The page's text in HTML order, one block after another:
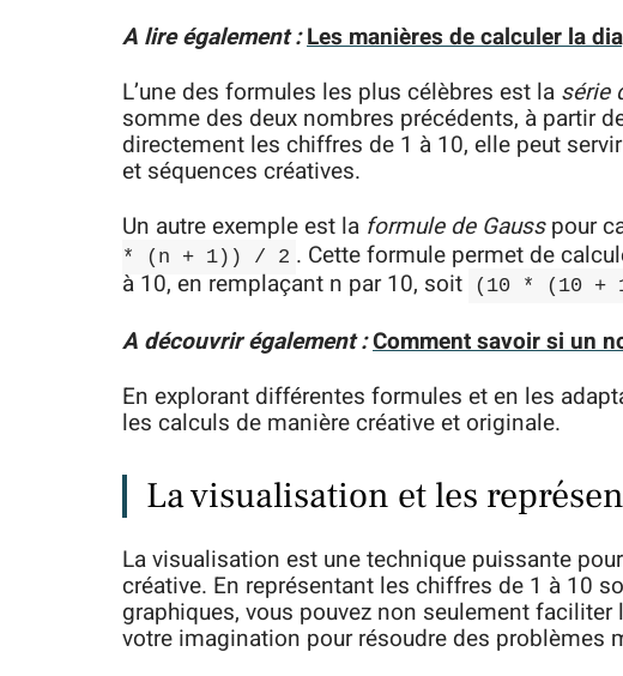
A lire également :Les manières de calculer la
L’une des formules les plus célèbres est la série
somme des deux nombres précédents, à partir
directement les chiffres de 1 à 10, elle peut
et séquences créatives.
Un autre exemple est la formule de Gausspour
* (n + 1)) / 2 . Cette formule permet de
à 10, en remplaçant n par 10, soit
(10 * (10 +
A découvrir également :Comment savoir si un
En explorant différentes formules et en les
les calculs de manière créative et originale.
La visualisation et les
La visualisation est une technique puissante
créative. En représentant les chiffres de 1 à 10
graphiques, vous pouvez non seulement
votre imagination pour résoudre des problèmes